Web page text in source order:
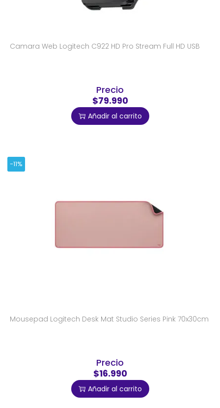
Camara Web Logitech C922 HD Pro Stream Full HD USB
Precio
$79.990
Añadir al carrito
-11%
Mousepad Logitech Desk Mat Studio Series Pink 70x30cm
Precio
$16.990
Añadir al carrito